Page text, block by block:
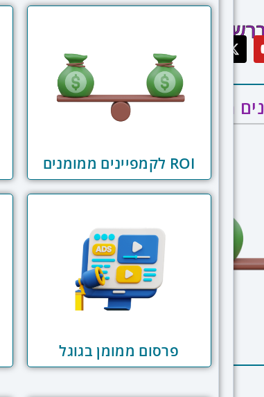
ממומנים
ROI לקמפיינים ממומנים
פרסום ממומן בגוגל